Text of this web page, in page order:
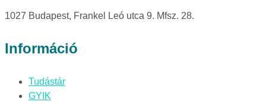
1027 Budapest, Frankel Leó utca 9. Mfsz. 28.
Információ
Tudástár
GYIK